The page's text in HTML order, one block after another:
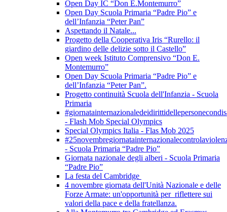
Open Day IC “Don E.Montemurro”
Open Day Scuola Primaria “Padre Pio” e
dell’Infanzia “Peter Pan”
Aspettando il Natale...
Progetto della Cooperativa Iris “Rurello: il
giardino delle delizie sotto il Castello”
Open week Istituto Comprensivo “Don E.
Montemurro”
Open Day Scuola Primaria “Padre Pio” e
dell’Infanzia “Peter Pan”.
Progetto continuità Scuola dell'Infanzia - Scuola
Primaria
- Flash Mob Special Olympics
Special Olympics Italia - Flas Mob 2025
- Scuola Primaria “Padre Pio”
Giornata nazionale degli alberi - Scuola Primaria
“Padre Pio”
La festa del Cambridge
4 novembre giornata dell'Unità Nazionale e delle
Forze Armate: un'opportunità per riflettere sui
valori della pace e della fratellanza.